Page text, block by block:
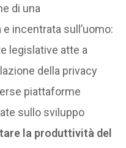
di una
incentrata sull’uomo:
legislative atte a
della privacy
piattaforme
sullo sviluppo
la produttività del